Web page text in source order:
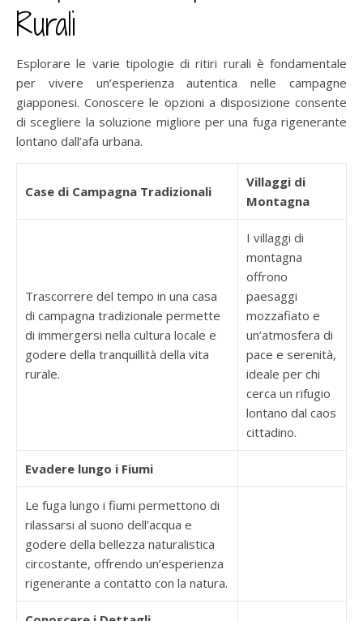
Rurali
Esplorare le varie tipologie di ritiri rurali è fondamentale
per vivere un’esperienza autentica nelle campagne
giapponesi. Conoscere le opzioni a disposizione consente
di scegliere la soluzione migliore per una fuga rigenerante
lontano dall’afa urbana.
Case di Campagna Tradizionali
Villaggi di
Montagna
Trascorrere del tempo in una casa
di campagna tradizionale permette
di immergersi nella cultura locale e
godere della tranquillità della vita
rurale.
I villaggi di
montagna
offrono
paesaggi
mozzafiato e
un’atmosfera di
pace e serenità,
ideale per chi
cerca un rifugio
lontano dal caos
cittadino.
Evadere lungo i Fiumi
Le fuga lungo i fiumi permettono di
rilassarsi al suono dell’acqua e
godere della bellezza naturalistica
circostante, offrendo un’esperienza
rigenerante a contatto con la natura.